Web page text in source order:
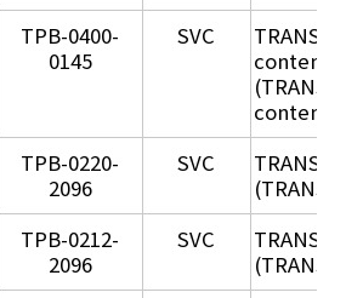
TPB-0400-
0145
SVC
content
content
TPB-0220-
2096
SVC TRANSIL
TPB-0212-
2096
SVC TRANSIL